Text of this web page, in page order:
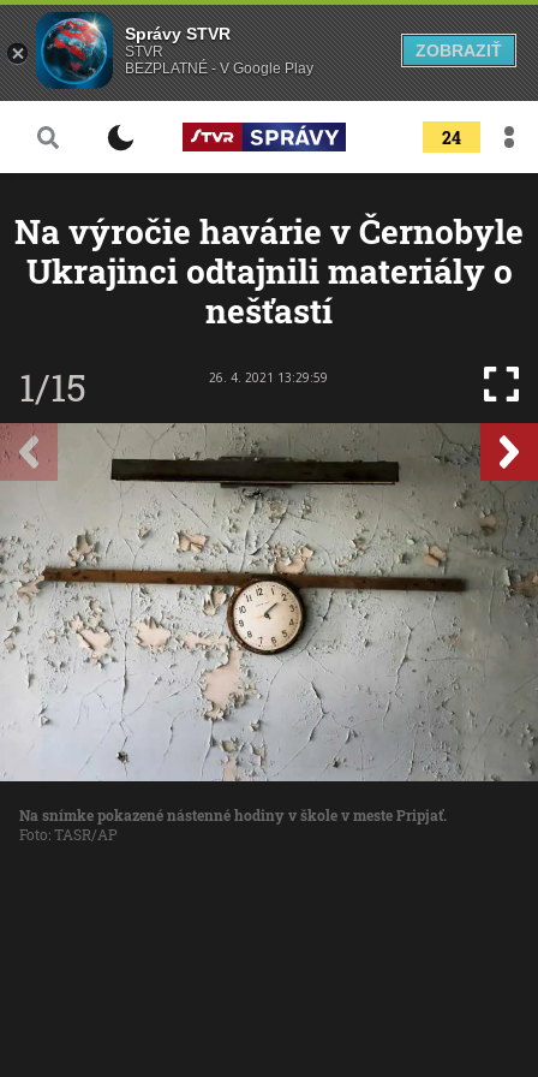
24
Na výročie havárie v Černobyle
Ukrajinci odtajnili materiály o
nešťastí
1/15 26. 4. 2021 13:29:59
Na snímke pokazené nástenné hodiny v škole v meste Pripjať.
Foto: TASR/AP
Správy STVR
STVR
BEZPLATNÉ - V Google Play
ZOBRAZIŤ